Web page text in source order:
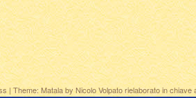
|Theme: Matala byNicolo Volpatorielaborato in chiave